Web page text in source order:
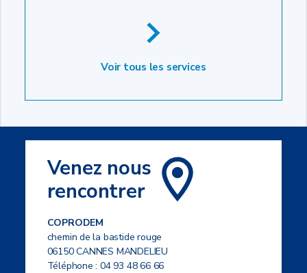
Voir tous les services
Venez nous
rencontrer
COPRODEM
chemin de la bastide rouge
06150 CANNES MANDELIEU
Téléphone :04 93 48 66 66